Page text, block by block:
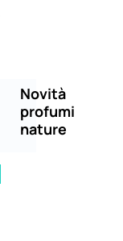
Novità
profumi
nature